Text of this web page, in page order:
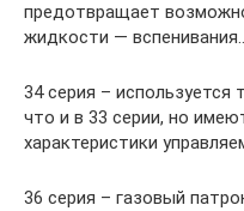
предотвращает
жидкости — вспенивания..
34 серия –
что и в 33 серии, но
характеристики
36 серия – газовый